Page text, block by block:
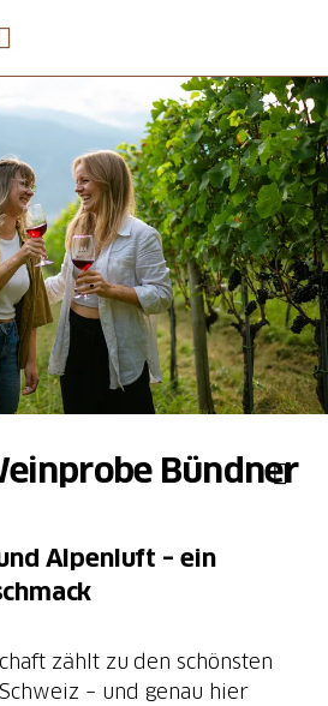
Bündner
Alpenluft – ein
zählt zu den schönsten
– und genau hier